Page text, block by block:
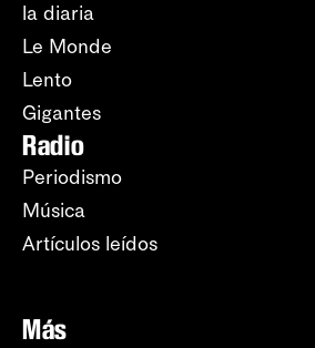
la diaria
Le Monde
Lento
Gigantes
Radio
Periodismo
Música
Artículos leídos
Más